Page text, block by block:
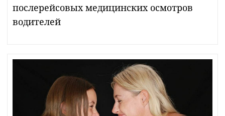
послерейсовых медицинских осмотров
водителей